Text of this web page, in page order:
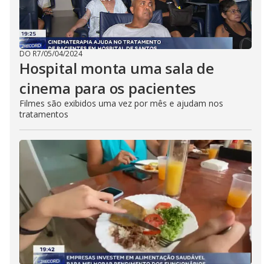
DO R7/05/04/2024
Hospital monta uma sala de
cinema para os pacientes
Filmes são exibidos uma vez por mês e ajudam nos
tratamentos